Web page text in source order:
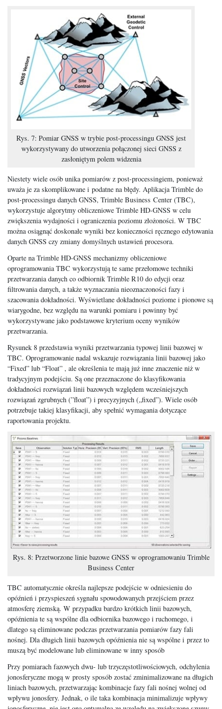
Rys. 7: Pomiar GNSS w trybie post-processingu GNSS jest
wykorzystywany do utworzenia połączonej sieci GNSS z
zasłoniętym polem widzenia
Niestety wiele osób unika pomiarów z post-processingiem, ponieważ
uważa je za skomplikowane i podatne na błędy. Aplikacja Trimble do
post-processingu danych GNSS, Trimble Business Center (TBC),
wykorzystuje algorytmy obliczeniowe Trimble HD-GNSS w celu
zwiększenia wydajności i ograniczenia poziomu złożoności. W TBC
można osiągnąć doskonałe wyniki bez konieczności ręcznego edytowania
danych GNSS czy zmiany domyślnych ustawień procesora.
Oparte na Trimble HD-GNSS mechanizmy obliczeniowe
oprogramowania TBC wykorzystują te same przełomowe techniki
przetwarzania danych co odbiornik Trimble R10 do edycji oraz
filtrowania danych, a także wyznaczania nieoznaczoności fazy i
szacowania dokładności. Wyświetlane dokładności poziome i pionowe są
wiarygodne, bez względu na warunki pomiaru i powinny być
wykorzystywane jako podstawowe kryterium oceny wyników
przetwarzania.
Rysunek 8 przedstawia wyniki przetwarzania typowej linii bazowej w
TBC. Oprogramowanie nadal wskazuje rozwiązania linii bazowej jako
“Fixed” lub “Float” , ale określenia te mają już inne znaczenie niż w
tradycyjnym podejściu. Są one przeznaczone do klasyfikowania
dokładności rozwiązań linii bazowych względem wcześniejszych
rozwiązań zgrubnych (”float”) i precyzyjnych („fixed”). Wiele osób
potrzebuje takiej klasyfikacji, aby spełnić wymagania dotyczące
raportowania projektu.
Rys. 8: Przetworzone linie bazowe GNSS w oprogramowaniu Trimble
Business Center
TBC automatycznie określa najlepsze podejście w odniesieniu do
opóźnień i przyspieszeń sygnału spowodowanych przejściem przez
atmosferę ziemską. W przypadku bardzo krótkich linii bazowych,
opóźnienia te są wspólne dla odbiornika bazowego i ruchomego, i
dlatego są eliminowane podczas przetwarzania pomiarów fazy fali
nośnej. Dla długich linii bazowych opóźnienia nie są wspólne i przez to
muszą być modelowane lub eliminowane w inny sposób
Przy pomiarach fazowych dwu- lub trzyczęstotliwościowych, odchylenia
jonosferyczne mogą w prosty sposób zostać zminimalizowane na długich
liniach bazowych, przetwarzając kombinacje fazy fali nośnej wolnej od
wpływu jonosfery. Jednak, o ile taka kombinacja minimalizuje wpływy